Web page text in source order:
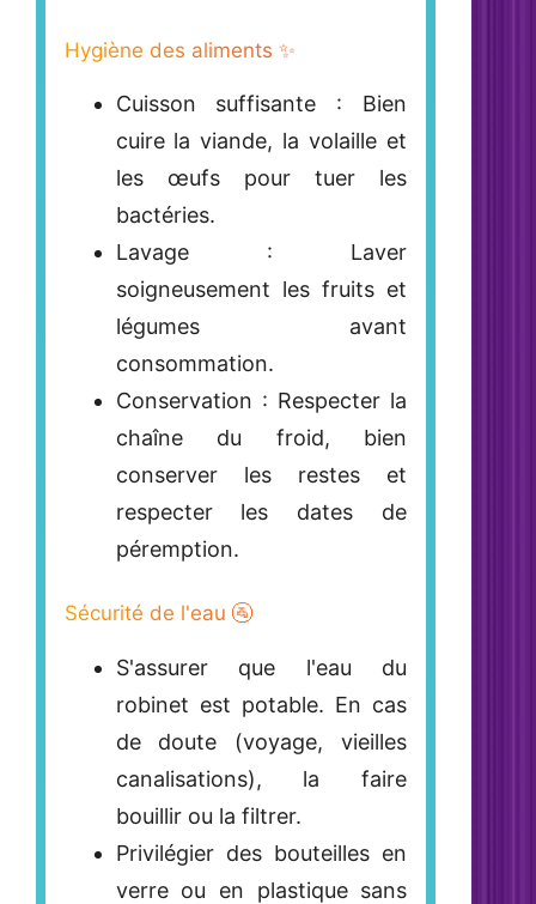
Hygiène des aliments ✨
Cuisson suffisante : Bien
cuire la viande, la volaille et
les œufs pour tuer les
bactéries.
Lavage : Laver
soigneusement les fruits et
légumes avant
consommation.
Conservation : Respecter la
chaîne du froid, bien
conserver les restes et
respecter les dates de
péremption.
Sécurité de l'eau 🚰
S'assurer que l'eau du
robinet est potable. En cas
de doute (voyage, vieilles
canalisations), la faire
bouillir ou la filtrer.
Privilégier des bouteilles en
verreou en plastique sans